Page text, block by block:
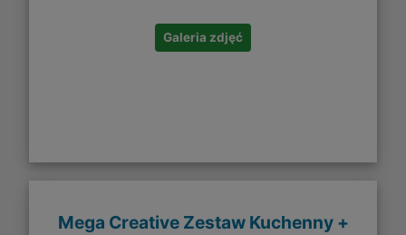
Galeria zdjęć
Mega Creative Zestaw Kuchenny +